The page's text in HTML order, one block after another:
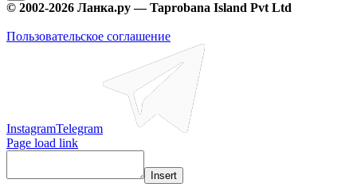
© 2002-2026 Ланка.ру — Taprobana Island Pvt Ltd
Пользовательское соглашение
InstagramTelegram
Page load link
Insert